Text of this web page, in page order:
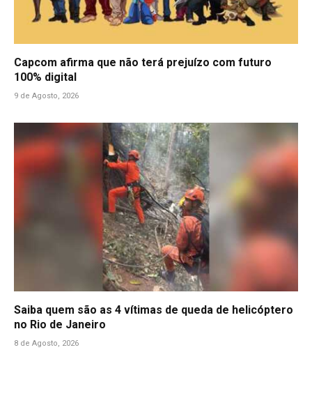
Capcom afirma que não terá prejuízo com futuro
100% digital
9 de Agosto, 2026
Saiba quem são as 4 vítimas de queda de helicóptero
no Rio de Janeiro
8 de Agosto, 2026